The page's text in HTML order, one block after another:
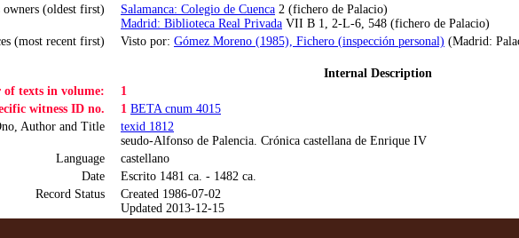
owners (oldest first)
Salamanca: Colegio de Cuenca 2 (fichero de Palacio)
Madrid: Biblioteca Real Privada VII B 1, 2-L-6, 548 (fichero de Palacio)
(most recent first)
Visto por: Gómez Moreno (1985), Fichero (inspección personal) (Madrid:
Internal Description
of texts in volume:
1
witness ID no.
1 BETA cnum 4015
Author and Title
texid 1812
seudo-Alfonso de Palencia. Crónica castellana de Enrique IV
Language
castellano
Date
Escrito 1481 ca. - 1482 ca.
Record Status
Created 1986-07-02
Updated 2013-12-15